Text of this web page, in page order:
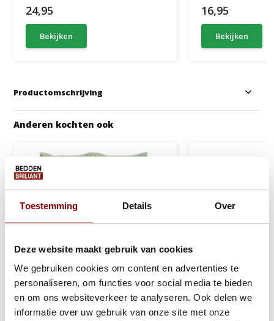
Toestemming Details Over
Deze website maakt gebruik van cookies
We gebruiken cookies om content en advertenties te
personaliseren, om functies voor social media te bieden
en om ons websiteverkeer te analyseren. Ook delen we
informatie over uw gebruik van onze site met onze
24,95
Bekijken
16,95
Bekijken
Productomschrijving
Anderen kochten ook